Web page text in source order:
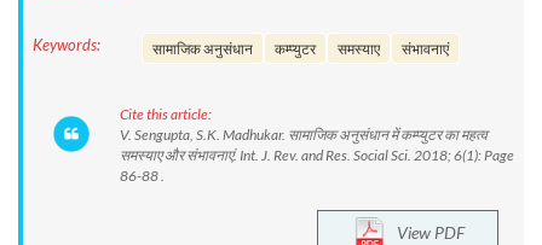
Keywords: सामाजिक अनुसंधान कम्प्युटर समस्याए संभावनाएं
Cite this article:
V. Sengupta, S.K. Madhukar. सामाजिक अनुसंधान में कम्प्युटर का महत्व
समस्याए और संभावनाएं. Int. J. Rev. and Res. Social Sci. 2018; 6(1): Page
86-88 .
View PDF